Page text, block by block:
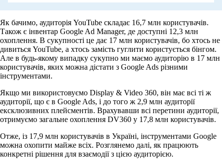
Як бачимо, аудиторія YouTube складає 16,7 млн користувачів.
Також є інвентар Google Ad Manager, де доступні 12,3 млн
охоплення. В сукупності це дає 17 млн користувачів, бо хтось не
дивиться YouTube, а хтось замість гуглити користується бінгом.
Але в будь-якому випадку сукупно ми маємо аудиторію в 17 млн
користувачів, яких можна дістати з Google Ads різними
інструментами.
Якщо ми використовуємо Display & Video 360, він має всі ті ж
аудиторії, що є в Google Ads, і до того ж 2,9 млн аудиторії
ексклюзивних плейсментів. Врахувавши всі перетини аудиторії,
отримуємо загальне охоплення DV360 у 17,8 млн користувачів.
Отже, із 17,9 млн користувачів в Україні, інструментами Google
можна охопити майже всіх. Розглянемо далі, як працюють
конкретні рішення для взаємодії з цією аудиторією.